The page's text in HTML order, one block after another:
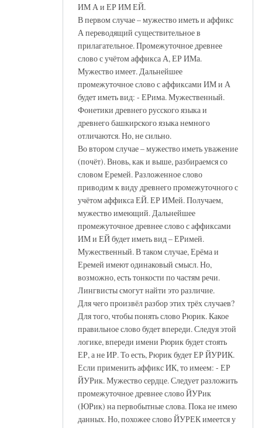
ИМ А и ЕР ИМ ЕЙ.
В первом случае – мужество иметь и аффикс
А переводящий существительное в
прилагательное. Промежуточное древнее
слово с учётом аффикса А, ЕР ИМа.
Мужество имеет. Дальнейшее
промежуточное слово с аффиксами ИМ и А
будет иметь вид: - ЕРима. Мужественный.
Фонетики древнего русского языка и
древнего башкирского языка немного
отличаются. Но, не сильно.
Во втором случае – мужество иметь уважение
(почёт). Вновь, как и выше, разбираемся со
словом Еремей. Разложенное слово
приводим к виду древнего промежуточного с
учётом аффикса ЕЙ. ЕР ИМей. Получаем,
мужество имеющий. Дальнейшее
промежуточное древнее слово с аффиксами
ИМ и ЕЙ будет иметь вид – ЕРимей.
Мужественный. В таком случае, Ерёма и
Еремей имеют одинаковый смысл. Но,
возможно, есть тонкости по частям речи.
Лингвисты смогут найти это различие.
Для чего произвёл разбор этих трёх случаев?
Для того, чтобы понять слово Рюрик. Какое
правильное слово будет впереди. Следуя этой
логике, впереди имени Рюрик будет стоять
ЕР, а не ИР. То есть, Рюрик будет ЕР ЙУРИК.
Если применить аффикс ИК, то имеем: - ЕР
ЙУРик. Мужество сердце. Следует разложить
промежуточное древнее слово ЙУРик
(ЮРик) на первобытные слова. Пока не имею
данных. Но, похожее слово ЙУРЕК имеется у